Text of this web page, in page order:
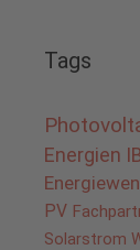
Tags
Energien
PV
Solarstrom